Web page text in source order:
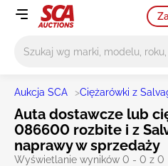
Aukcja SCA >Ciężarówki z
Auta dostawcze lub
086600 rozbite i z
naprawy w sprzedaży
Wyświetlanie wyników 0 - 0 z 0